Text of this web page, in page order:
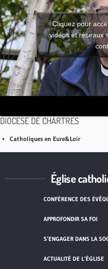
Cliquez pour
vidéos et réseaux
DIOCÈSE DE CHARTRES
Catholiques en Eure&Loir
Église
CONFÉRENCE DES
APPROFONDIR SA FOI
S’ENGAGER DANS LA
ACTUALITÉ DE L’ÉGLISE